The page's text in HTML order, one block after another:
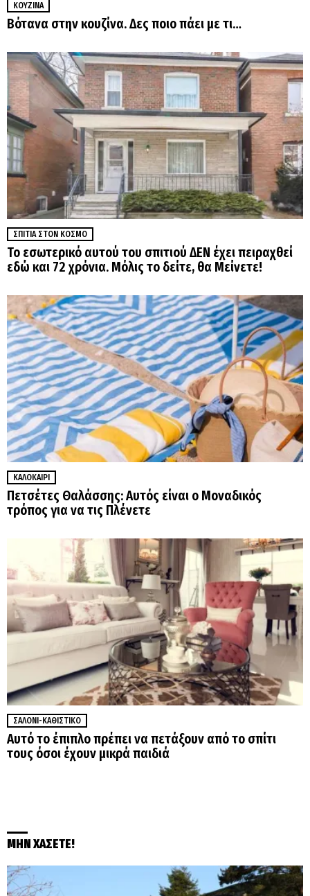
ΚΟΥΖΊΝΑ
Βότανα στην κουζίνα. Δες ποιο πάει με τι…
ΣΠΊΤΙΑ ΣΤΟΝ ΚΌΣΜΟ
Το εσωτερικό αυτού του σπιτιού ΔΕΝ έχει πειραχθεί
εδώ και 72 χρόνια. Μόλις το δείτε, θα Μείνετε!
ΚΑΛΟΚΑΊΡΙ
Πετσέτες Θαλάσσης: Αυτός είναι ο Μοναδικός
τρόπος για να τις Πλένετε
ΣΑΛΌΝΙ-ΚΑΘΙΣΤΙΚΌ
Αυτό το έπιπλο πρέπει να πετάξουν από το σπίτι
τους όσοι έχουν μικρά παιδιά
ΜΗΝ ΧΑΣΕΤΕ!